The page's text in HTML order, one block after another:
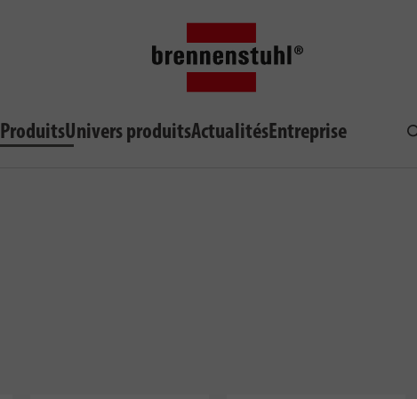
ProduitsUnivers produitsActualitésEntreprise